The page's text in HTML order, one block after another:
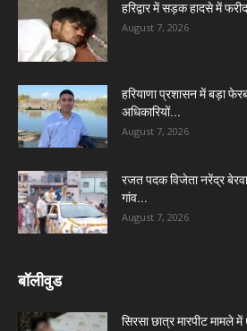
हरिद्वार में सड़क हादसे में
August 7, 2026
हरियाणा प्रशासन में बड़ा
अधिकारियों...
August 7, 2026
रजत पदक विजेता नरेंद्र
गांव...
August 7, 2026
बॉलीवुड
सिरसा छात्र मारपीट मामले